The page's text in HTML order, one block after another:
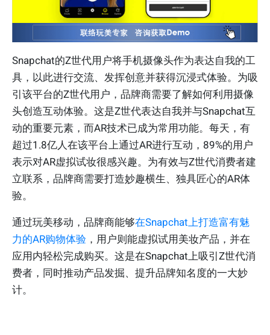
Snapchat的Z世代用户将手机摄像头作为表达自我的工
具，以此进行交流、发挥创意并获得沉浸式体验。为吸
引该平台的Z世代用户，品牌商需要了解如何利用摄像
头创造互动体验。这是Z世代表达自我并与Snapchat互
动的重要元素，而AR技术已成为常用功能。每天，有
超过1.8亿人在该平台上通过AR进行互动，89%的用户
表示对AR虚拟试妆很感兴趣。为有效与Z世代消费者建
立联系，品牌商需要打造妙趣横生、独具匠心的AR体
验。
通过玩美移动，品牌商能够在Snapchat上打造富有魅
力的AR购物体验 ，用户则能虚拟试用美妆产品，并在
应用内轻松完成购买。这是在Snapchat上吸引Z世代消
费者，同时推动产品发掘、提升品牌知名度的一大妙
计。